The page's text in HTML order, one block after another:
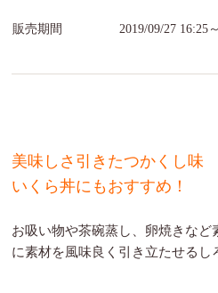
販売期間 2019/09/27 16:25～
美味しさ引きたつかくし味
いくら丼にもおすすめ！
お吸い物や茶碗蒸し、卵焼きなど
に素材を風味良く引き立たせるし